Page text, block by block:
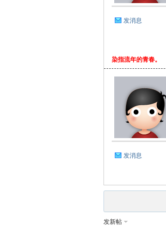
发消息
染指流年的青春。
发消息
发新帖